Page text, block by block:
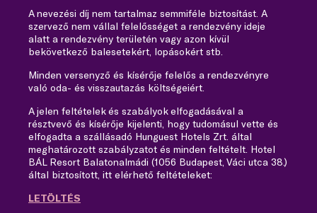
A nevezési díj nem tartalmaz semmiféle biztosítást. A
szervező nem vállal felelősséget a rendezvény ideje
alatt a rendezvény területén vagy azon kívül
bekövetkező balesetekért, lopásokért stb.
Minden versenyző és kísérője felelős a rendezvényre
való oda- és visszautazás költségeiért.
A jelen feltételek és szabályok elfogadásával a
résztvevő és kísérője kijelenti, hogy tudomásul vette és
elfogadta a szállásadó Hunguest Hotels Zrt. által
meghatározott szabályzatot és minden feltételt. Hotel
BÁL Resort Balatonalmádi (1056 Budapest, Váci utca 38.)
által biztosított, itt elérhető feltételeket:
LETÖLTÉS